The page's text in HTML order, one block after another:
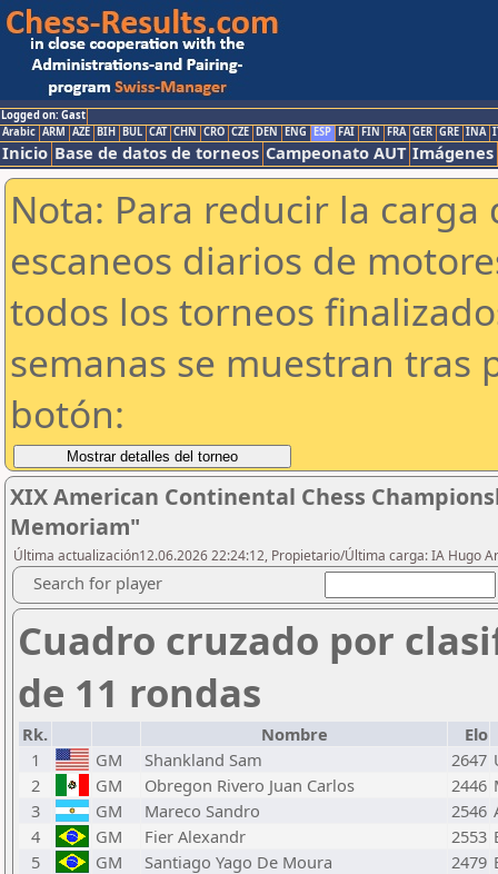
Logged on: Gast
Arabic ARM AZE BIH BUL CAT CHN CRO CZE DEN ENG ESP FAI FIN FRA GER GRE INA
Inicio Base de datos de torneos Campeonato AUT Imágenes
Nota: Para reducir la
escaneos diarios de
todos los torneos
semanas se muestran tras
botón:
XIX American Continental Chess
Memoriam"
Última actualización12.06.2026 22:24:12, Propietario/Última carga: IA Hugo
Search for player
Cuadro cruzado por
de 11 rondas
Rk. Nombre Elo
1
GM Shankland Sam 2647
2
GM Obregon Rivero Juan Carlos 2446
3
GM Mareco Sandro 2546
4
GM Fier Alexandr 2553
5
GM Santiago Yago De Moura 2479